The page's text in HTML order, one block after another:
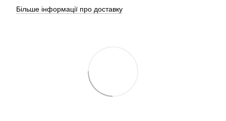
Більше інформації про доставку